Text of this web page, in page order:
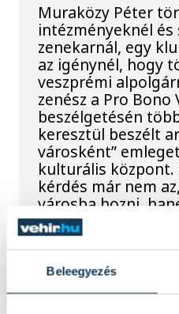
Beleegyezés
Muraközy Péter
intézményeknél
zenekarnál, egy
az igénynél, hogy
veszprémi
zenész a Pro
beszélgetésén
keresztül beszélt
városként”
kulturális központ.
kérdés már nem
városba hozni,
infrastruktúra és
teszik-e Veszprémet.
Még nincs